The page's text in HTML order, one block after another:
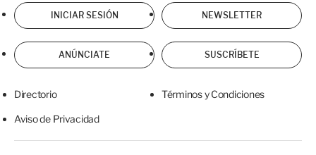
INICIAR SESIÓN NEWSLETTER
ANÚNCIATE SUSCRÍBETE
Directorio Términos y Condiciones
Aviso de Privacidad